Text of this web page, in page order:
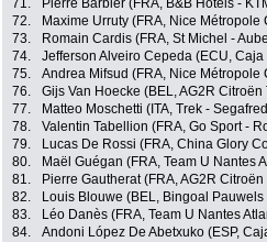
71.
Pierre Barbier (FRA, B&B Hotels -
72.
Maxime Urruty (FRA, Nice Métropole
73.
Romain Cardis (FRA, St Michel -
74.
Jefferson Alveiro Cepeda (ECU,
75.
Andrea Mifsud (FRA, Nice Métropole
76.
Gijs Van Hoecke (BEL, AG2R Citroën
77.
Matteo Moschetti (ITA, Trek -
78.
Valentin Tabellion (FRA, Go Sport -
79.
Lucas De Rossi (FRA, China Glory
80.
Maël Guégan (FRA, Team U Nantes
81.
Pierre Gautherat (FRA, AG2R Citroën
82.
Louis Blouwe (BEL, Bingoal Pauwels
83.
Léo Danès (FRA, Team U Nantes
84.
Andoni López De Abetxuko (ESP,